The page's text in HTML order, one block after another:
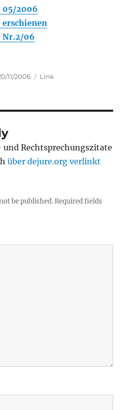
05/2006
erschienen
Nr.2/06
11/2006 Categories
Link
und Rechtsprechungszitate
über dejure.org verlinkt
be published. Required fields